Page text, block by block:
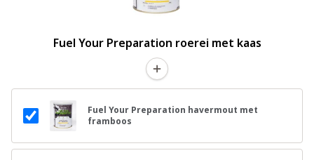
Fuel Your Preparation roerei met kaas
Fuel Your Preparation havermout met
framboos